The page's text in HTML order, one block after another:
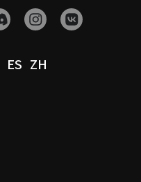
ES ZH